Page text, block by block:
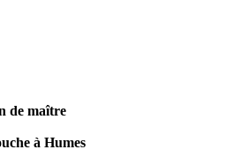
de maître
à Humes